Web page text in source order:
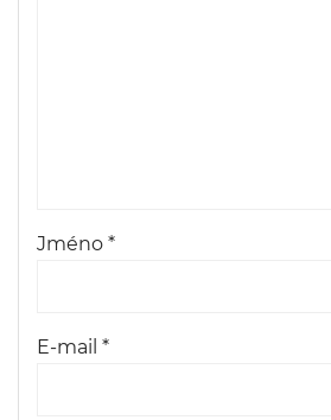
Jméno *
E-mail *